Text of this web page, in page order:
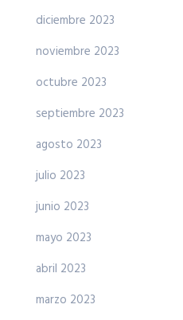
diciembre 2023
noviembre 2023
octubre 2023
septiembre 2023
agosto 2023
julio 2023
junio 2023
mayo 2023
abril 2023
marzo 2023